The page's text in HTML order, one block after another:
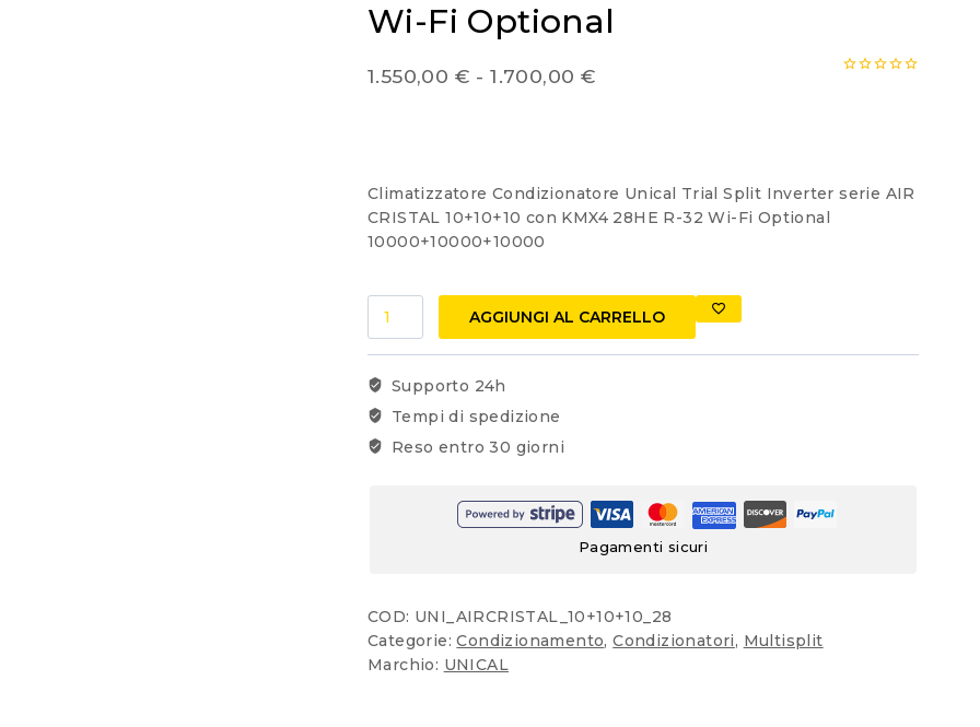
Wi-Fi Optional
1.550,00 € - 1.700,00 €
1.550,00 €
a
Climatizzatore Condizionatore Unical Trial Split Inverter serie AIR
CRISTAL 10+10+10 con KMX4 28HE R-32 Wi-Fi Optional
10000+10000+10000
Trial
Split
CRISTAL
10+10+10
AGGIUNGI AL CARRELLO
Supporto 24h
Tempi di spedizione
Reso entro 30 giorni
Pagamenti sicuri
COD: UNI_AIRCRISTAL_10+10+10_28
Categorie:Condizionamento,Condizionatori, Multisplit
Marchio: UNICAL